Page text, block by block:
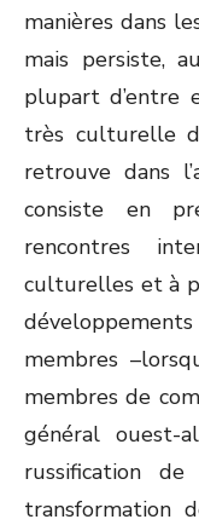
manières dans
mais persiste,
plupart d’entre
très culturelle
retrouve dans
consiste en
rencontres
culturelles et à
membres
membres de
général ouest-
russification
transformation